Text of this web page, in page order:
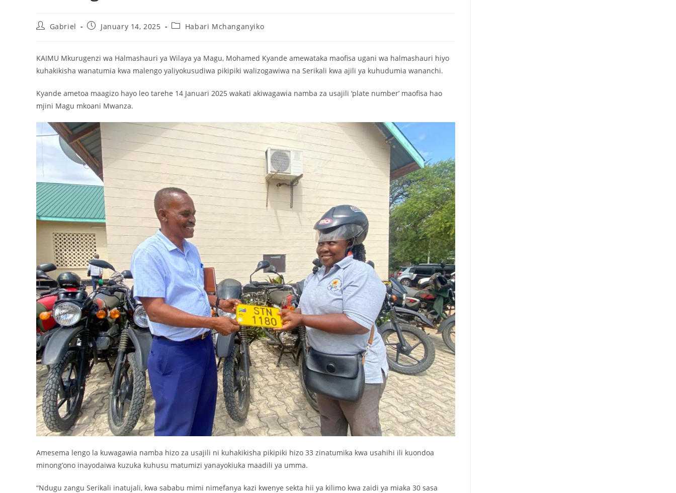
Gabriel January 14, 2025 Habari Mchanganyiko
KAIMU Mkurugenzi wa Halmashauri ya Wilaya ya Magu, Mohamed Kyande amewataka maofisa ugani wa halmashauri hiyo
kuhakikisha wanatumia kwa malengo yaliyokusudiwa pikipiki walizogawiwa na Serikali kwa ajili ya kuhudumia wananchi.
Kyande ametoa maagizo hayo leo tarehe 14 Januari 2025 wakati akiwagawia namba za usajili ‘plate number’ maofisa hao
mjini Magu mkoani Mwanza.
Amesema lengo la kuwagawia namba hizo za usajili ni kuhakikisha pikipiki hizo 33 zinatumika kwa usahihi ili kuondoa
minong’ono inayodaiwa kuzuka kuhusu matumizi yanayokiuka maadili ya umma.
“Ndugu zangu Serikali inatujali, kwa sababu mimi nimefanya kazi kwenye sekta hii ya kilimo kwa zaidi ya miaka 30 sasa